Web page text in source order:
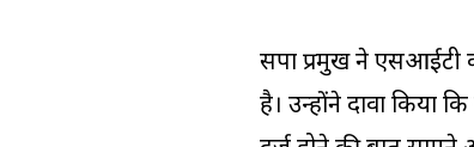
सपा प्रमुख ने एसआईटी
है। उन्होंने दावा किया